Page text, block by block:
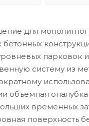
для
парковок
систему из
объемная
временных
поверхность